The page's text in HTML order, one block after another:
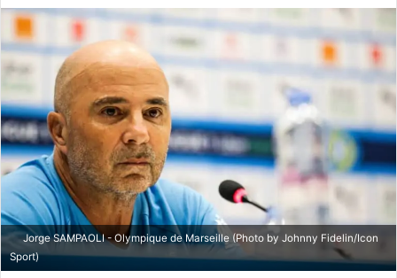
Jorge SAMPAOLI - Olympique de Marseille (Photo by Johnny Fidelin/Icon
Sport)